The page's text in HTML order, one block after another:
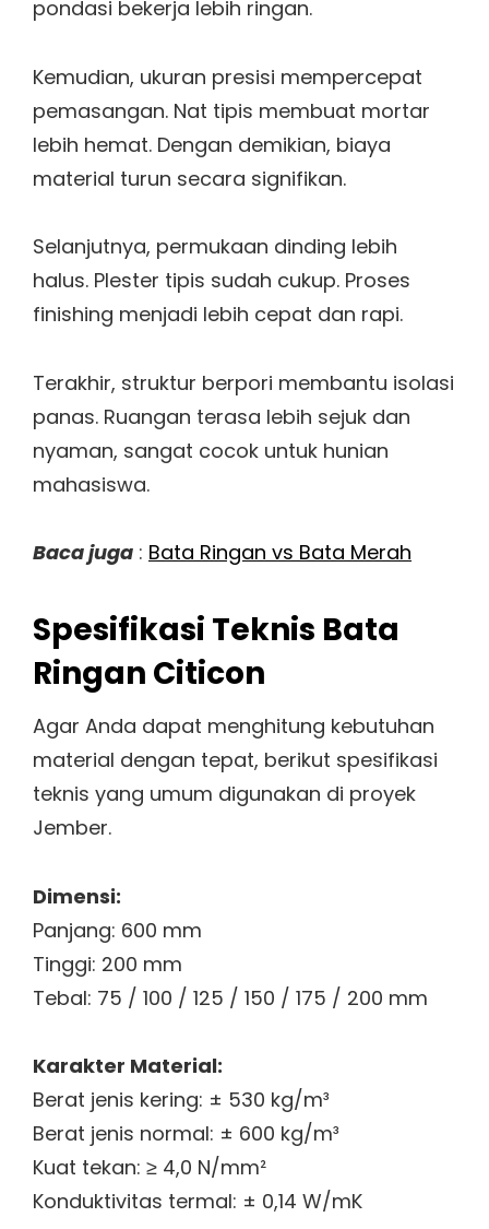
pondasi bekerja lebih ringan.
Kemudian, ukuran presisi mempercepat
pemasangan. Nat tipis membuat mortar
lebih hemat. Dengan demikian, biaya
material turun secara signifikan.
Selanjutnya, permukaan dinding lebih
halus. Plester tipis sudah cukup. Proses
finishing menjadi lebih cepat dan rapi.
Terakhir, struktur berpori membantu isolasi
panas. Ruangan terasa lebih sejuk dan
nyaman, sangat cocok untuk hunian
mahasiswa.
Baca juga : Bata Ringan vs Bata Merah
Spesifikasi Teknis Bata
Ringan Citicon
Agar Anda dapat menghitung kebutuhan
material dengan tepat, berikut spesifikasi
teknis yang umum digunakan di proyek
Jember.
Dimensi:
Panjang: 600 mm
Tinggi: 200 mm
Tebal: 75 / 100 / 125 / 150 / 175 / 200 mm
Karakter Material:
Berat jenis kering: ± 530 kg/m³
Berat jenis normal: ± 600 kg/m³
Kuat tekan: ≥ 4,0 N/mm²
Konduktivitas termal: ± 0,14 W/mK